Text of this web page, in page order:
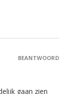
gaan zien
BEANTWOORD